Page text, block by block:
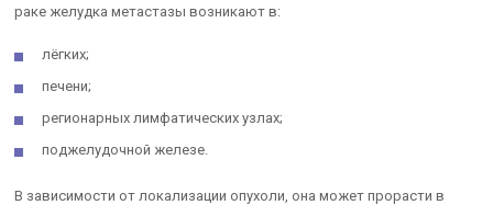
раке желудка метастазы возникают в:
лёгких;
печени;
регионарных лимфатических узлах;
поджелудочной железе.
В зависимости от локализации опухоли, она может прорасти в